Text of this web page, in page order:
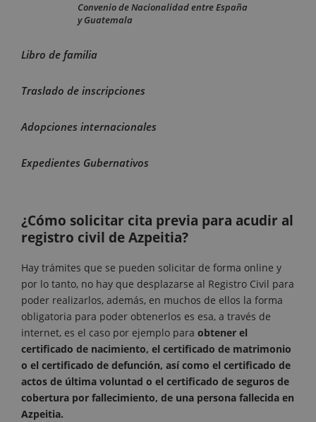
Convenio de Nacionalidad entre España
y Guatemala
Libro de familia
Traslado de inscripciones
Adopciones internacionales
Expedientes Gubernativos
¿Cómo solicitar cita previa para acudir al
registro civil de Azpeitia?
Hay trámites que se pueden solicitar de forma online y
por lo tanto, no hay que desplazarse al Registro Civil para
poder realizarlos, además, en muchos de ellos la forma
obligatoria para poder obtenerlos es esa, a través de
internet, es el caso por ejemplo para obtener el
certificado de nacimiento, el certificado de matrimonio
o el certificado de defunción, así como el certificado de
actos de última voluntad o el certificado de seguros de
cobertura por fallecimiento, de una persona fallecida en
Azpeitia.